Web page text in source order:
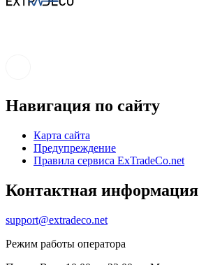
Навигация по сайту
Карта сайта
Предупреждение
Правила сервиса ExTradeCo.net
Контактная информация
support@extradeco.net
Режим работы оператора